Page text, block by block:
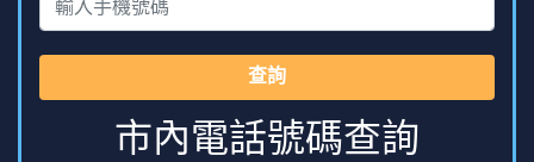
查詢
市內電話號碼查詢